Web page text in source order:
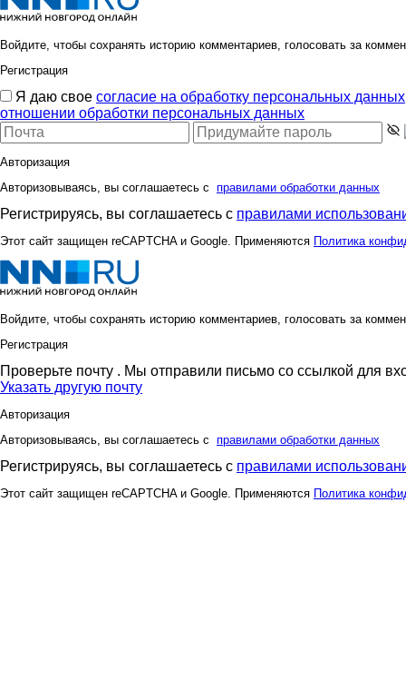
Войдите, чтобы сохранять историю комментариев, голосовать за
Регистрация
Я даю свое согласие на обработку персональных данных
отношении обработки персональных данных
Авторизация
Авторизовываясь, вы соглашаетесь с правилами обработки данных
Регистрируясь, вы соглашаетесь с правилами
Этот сайт защищен reCAPTCHA и Google. Применяются Политика
Войдите, чтобы сохранять историю комментариев, голосовать за
Регистрация
Проверьте почту . Мы отправили письмо со ссылкой для
Указать другую почту
Авторизация
Авторизовываясь, вы соглашаетесь с правилами обработки данных
Регистрируясь, вы соглашаетесь с правилами
Этот сайт защищен reCAPTCHA и Google. Применяются Политика